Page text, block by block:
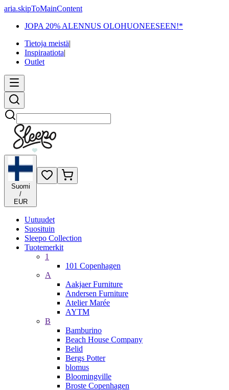
aria.skipToMainContent
JOPA 20% ALENNUS OLOHUONEESEEN!*
Tietoja meistä|
Inspiraatiota|
Outlet
Etsi
Suomi
/
EUR
Uutuudet
Suosituin
Sleepo Collection
Tuotemerkit
1
101 Copenhagen
A
Aakjaer Furniture
Andersen Furniture
Atelier Marée
AYTM
B
Bamburino
Beach House Company
Belid
Bergs Potter
blomus
Bloomingville
Broste Copenhagen